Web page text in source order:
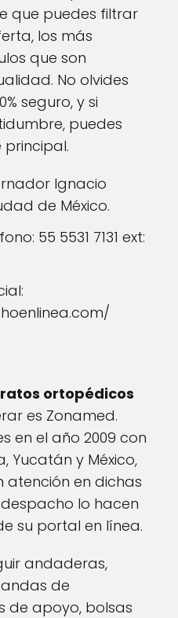
que puedes filtrar
los más
que son
No olvides
seguro, y si
puedes
Ignacio
de México.
55 5531 7131 ext:
ortopédicos
es Zonamed.
en el año 2009 con
Yucatán y México,
atención en dichas
lo hacen
su portal en línea.
andaderas,
de
de apoyo, bolsas